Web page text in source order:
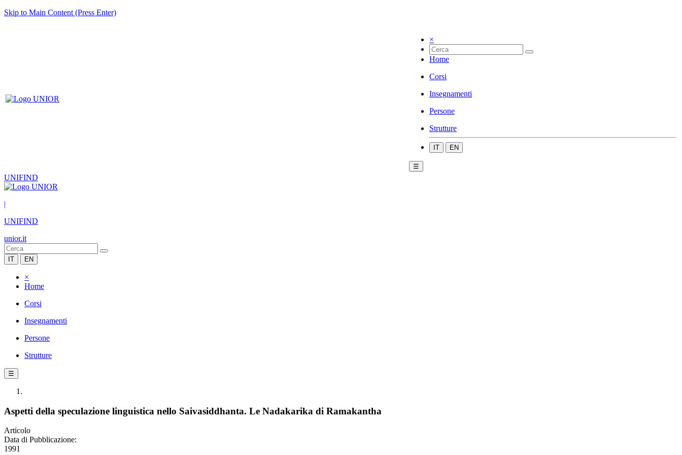
Skip to Main Content (Press Enter)
×
Home
Corsi
Insegnamenti
Persone
Strutture
IT EN
☰
UNIFIND
|
UNIFIND
unior.it
IT EN
×
Home
Corsi
Insegnamenti
Persone
Strutture
☰
Aspetti della speculazione linguistica nello Saivasiddhanta. Le Nadakarika di Ramakantha
Articolo
Data di Pubblicazione:
1991